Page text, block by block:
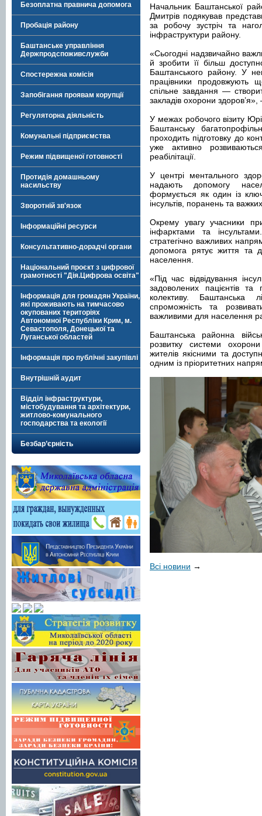
Безоплатна правнича допомога
Пробація району
Баштанське управління
Держпродспоживслужби
Спостережна комісія
Запобігання проявам корупції
Регуляторна діяльність
Комунальні підприємства
Режим підвищеної готовності
Протидія домашньому
насильству
Зворотній зв'язок
Інформаційні ресурси
Консультативно-дорадчі органи
Національний проєкт з цифрової
грамотності "Дія.Цифрова освіта"
Інформація для громадян України,
які проживають на тимчасово
окупованих територіях
Автономної Республіки Крим, м.
Севастополя, Донецької та
Луганської областей
Інформація про публічні закупівлі
Внутрішній аудит
Відділ інфраструктури,
містобудування та архітектури,
житлово-комунального
господарства та екології
Безбар’єрність
Начальник Баштанської
Дмитрів подякував
за робочу зустріч та
інфраструктури району.
«Сьогодні надзвичайно
й зробити її більш
Баштанського району. У
працівники продовжують
спільне завдання —
закладів охорони
У межах робочого візиту
Баштанську
проходить підготовку до
уже активно
реабілітації.
У центрі ментального
надають допомогу
формується як один із
інсультів, поранень та
Окрему увагу учасники
інфарктами та
стратегічно важливих
допомога рятує життя та
населення.
«Під час відвідування
задоволених пацієнтів та
колективу. Баштанська
спроможність та
важливими для населення
Баштанська районна
розвитку системи
жителів якісними та
одним із пріоритетних
Всі новини →